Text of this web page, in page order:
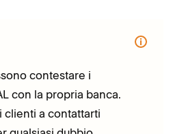
contestare i
con la propria banca.
clienti a contattarti